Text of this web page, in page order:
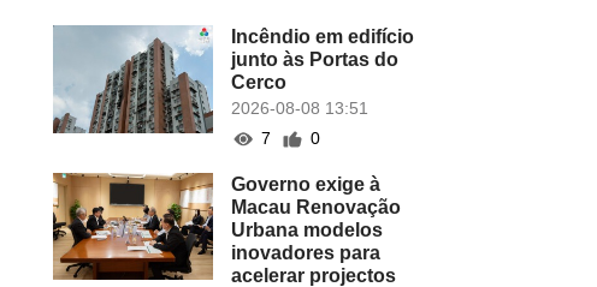
Incêndio em edifício
junto às Portas do
Cerco
2026-08-08 13:51
7
0
Governo exige à
Macau Renovação
Urbana modelos
inovadores para
acelerar projectos